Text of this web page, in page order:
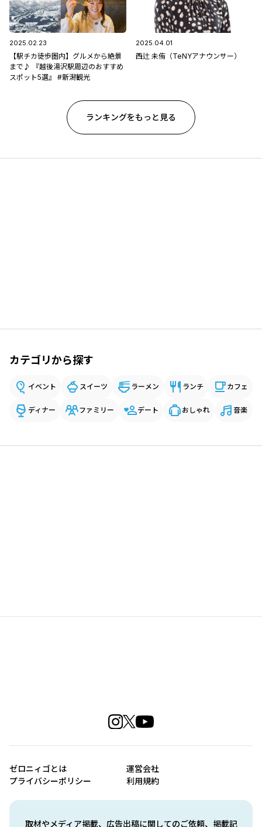
2025.02.23
【駅チカ徒歩圏内】グルメから絶景
まで♪ 『越後湯沢駅周辺のおすすめ
スポット5選』 #新潟観光
2025.04.01
西辻 未侑（TeNYアナウンサー）
ランキングをもっと見る
カテゴリから探す
イベント スイーツ ラーメン ランチ カフェ
ディナー ファミリー デート おしゃれ 音楽
取材やメディア掲載、広告出稿に関してのご依頼、掲載記
ゼロニィゴとは
運営会社
プライバシーポリシー
利用規約